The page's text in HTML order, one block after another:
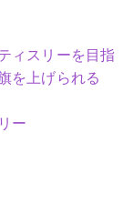
ィスリーを目指
を上げられる
ー